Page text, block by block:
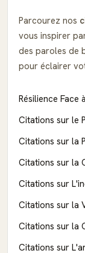
Parcourez nos
vous inspirer
des paroles de
pour éclairer
Résilience Face
Citations sur le
Citations sur la
Citations sur la
Citations sur
Citations sur la
Citations sur la
Citations sur